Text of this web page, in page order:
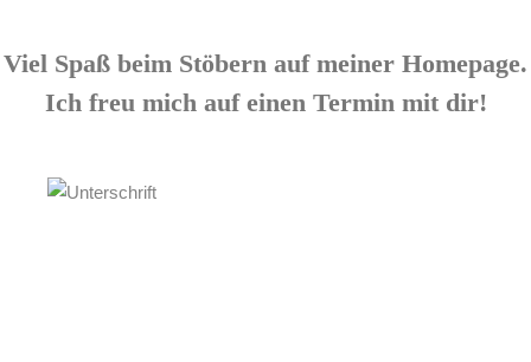
Viel Spaß beim Stöbern auf meiner Homepage.
Ich freu mich auf einen Termin mit dir!